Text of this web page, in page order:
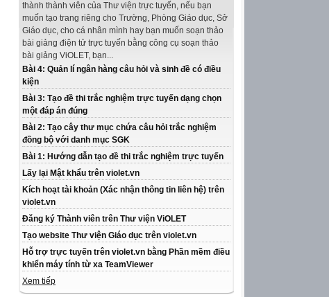
thành thành viên của Thư viện trực tuyến, nếu bạn
muốn tạo trang riêng cho Trường, Phòng Giáo dục, Sở
Giáo dục, cho cá nhân mình hay bạn muốn soạn thảo
bài giảng điện tử trực tuyến bằng công cụ soạn thảo
bài giảng ViOLET, bạn...
Bài 4: Quản lí ngân hàng câu hỏi và sinh đề có điều
kiện
Bài 3: Tạo đề thi trắc nghiệm trực tuyến dạng chọn
một đáp án đúng
Bài 2: Tạo cây thư mục chứa câu hỏi trắc nghiệm
đồng bộ với danh mục SGK
Bài 1: Hướng dẫn tạo đề thi trắc nghiệm trực tuyến
Lấy lại Mật khẩu trên violet.vn
Kích hoạt tài khoản (Xác nhận thông tin liên hệ) trên
violet.vn
Đăng ký Thành viên trên Thư viện ViOLET
Tạo website Thư viện Giáo dục trên violet.vn
Hỗ trợ trực tuyến trên violet.vn bằng Phần mềm điều
khiển máy tính từ xa TeamViewer
Xem tiếp